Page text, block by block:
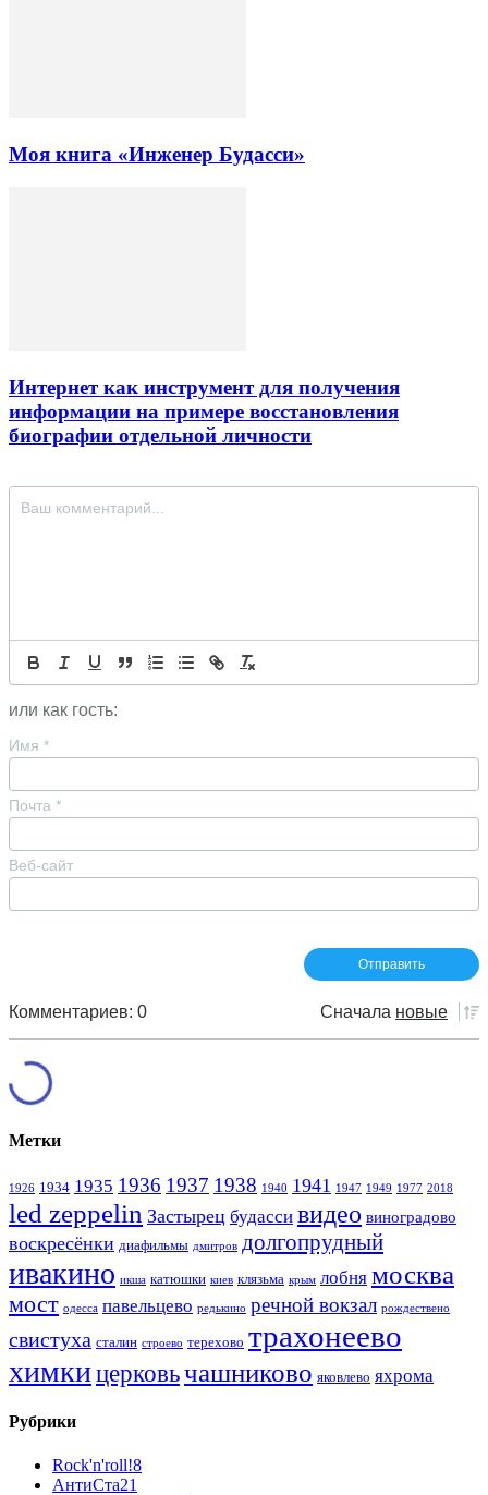
Моя книга «Инженер Будасси»
Интернет как инструмент для получения
информации на примере восстановления
биографии отдельной личности
или как гость:
Имя *
Почта *
Веб-сайт
Комментариев: 0 Сначала новые
Метки
1926 1934 1935 1936 1937 1938 1940 1941 1947 1949 1977 2018
led zeppelin Застырец будасси видео виноградово
воскресёнки диафильмы дмитров долгопрудный
ивакино икша катюшки киев клязьма крым лобня москва
мост одесса павельцево редькино речной вокзал рождествено
свистуха сталин строево терехово трахонеево
химкицерковьчашниково яковлево яхрома
Рубрики
Rock'n'roll!8
АнтиСта21